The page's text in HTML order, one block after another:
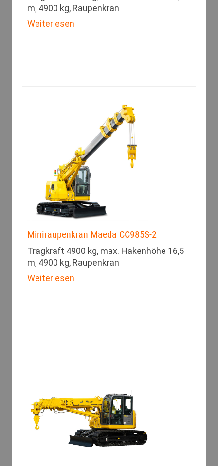
m, 4900 kg, Raupenkran
Weiterlesen
Miniraupenkran Maeda CC985S-2
Tragkraft 4900 kg, max. Hakenhöhe 16,5
m, 4900 kg, Raupenkran
Weiterlesen